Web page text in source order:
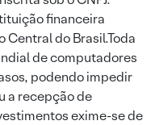
financeira
Central do Brasil.Toda
de computadores
podendo impedir
a recepção de
exime-se de